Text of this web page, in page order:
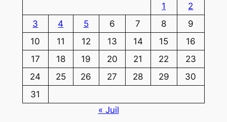
1
2
3
4 5 6 7 8
9
10
11 12 13 14 15
16
17
18 19 20 21 22
23
24
25 26 27 28 29
30
31
« Juil